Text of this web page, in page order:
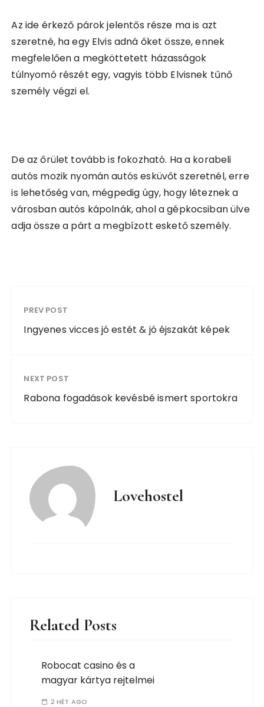
Az ide érkező párok jelentős része ma is azt
szeretné, ha egy Elvis adná őket össze, ennek
megfelelően a megköttetett házasságok
túlnyomó részét egy, vagyis több Elvisnek tűnő
személy végzi el.
De az őrület tovább is fokozható. Ha a korabeli
autós mozik nyomán autós esküvőt szeretnél, erre
is lehetőség van, mégpedig úgy, hogy léteznek a
városban autós kápolnák, ahol a gépkocsiban ülve
adja össze a párt a megbízott eskető személy.
PREV POST
Ingyenes vicces jó estét & jó éjszakát képek
NEXT POST
Rabona fogadások kevésbé ismert sportokra
Lovehostel
Related Posts
Robocat casino és a
magyar kártya rejtelmei
2 HÉT AGO